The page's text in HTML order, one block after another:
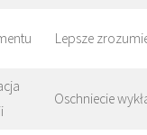
Lepsze
Oschniecie